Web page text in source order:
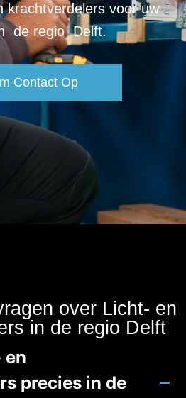
krachtverdelers voor uw
de regio Delft.
Contact Op
over Licht- en
in de regio Delft
en
precies in de